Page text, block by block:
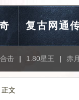
复古网通
击 | 1.80星王 | 赤
正文